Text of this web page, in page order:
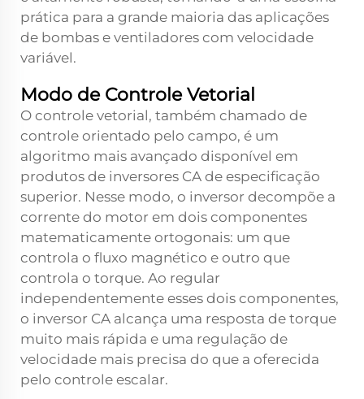
prática para a grande maioria das aplicações
de bombas e ventiladores com velocidade
variável.
Modo de Controle Vetorial
O controle vetorial, também chamado de
controle orientado pelo campo, é um
algoritmo mais avançado disponível em
produtos de inversores CA de especificação
superior. Nesse modo, o inversor decompõe a
corrente do motor em dois componentes
matematicamente ortogonais: um que
controla o fluxo magnético e outro que
controla o torque. Ao regular
independentemente esses dois componentes,
o inversor CA alcança uma resposta de torque
muito mais rápida e uma regulação de
velocidade mais precisa do que a oferecida
pelo controle escalar.